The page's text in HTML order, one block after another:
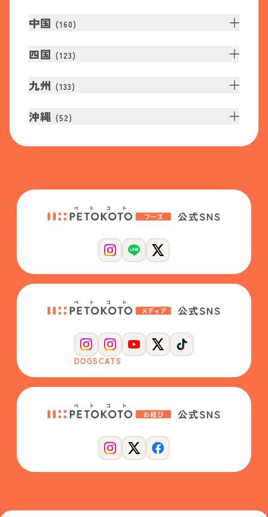
中国 (160)
四国 (123)
九州 (133)
沖縄 (52)
DOGSCATS